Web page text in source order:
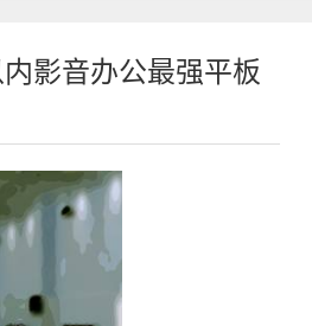
影音办公最强平板